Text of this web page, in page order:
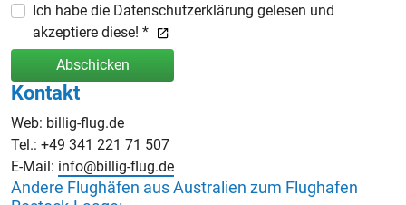
Ich habe die Datenschutzerklärung gelesen und
akzeptiere diese! *
Abschicken
Kontakt
Web: billig-flug.de
Tel.: +49 341 221 71 507
E-Mail: info@billig-flug.de
Andere Flughäfen aus Australien zum Flughafen